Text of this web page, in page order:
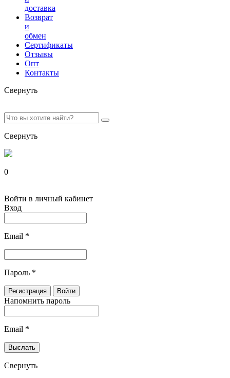
доставка
Возврат
и
обмен
Сертификаты
Отзывы
Опт
Контакты
Свернуть
Свернуть
0
Войти в личный кабинет
Вход
Email *
Пароль *
Напомнить пароль
Email *
Свернуть